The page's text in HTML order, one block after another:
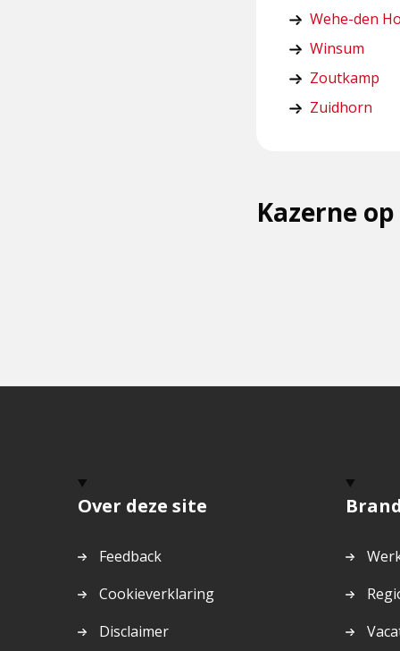
Wehe-den
Winsum
Zoutkamp
Zuidhorn
Kazerne
Over deze site
Feedback
Cookieverklaring
Disclaimer